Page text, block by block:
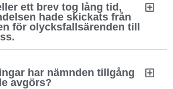
ett brev tog lång tid,
hade skickats från
för olycksfallsärenden till
har nämnden tillgång
avgörs?